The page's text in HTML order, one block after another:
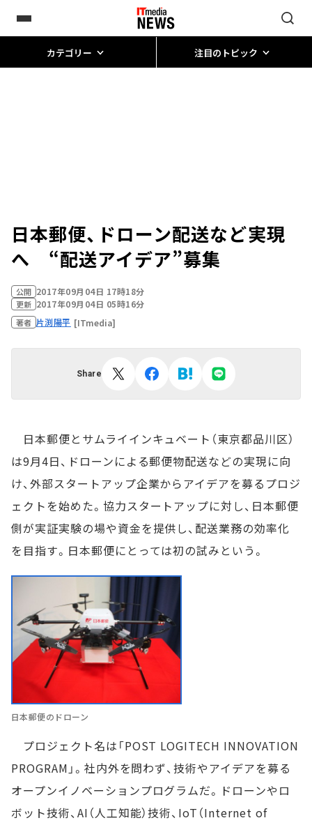
カテゴリー 注目のトピック
日本郵便、ドローン配送など実現
へ “配送アイデア”募集
公開 2017年09月04日 17時18分
更新 2017年09月04日 05時16分
著者 片渕陽平 [ITmedia]
Share
日本郵便とサムライインキュベート（東京都品川区）
は9月4日、ドローンによる郵便物配送などの実現に向
け、外部スタートアップ企業からアイデアを募るプロジ
ェクトを始めた。協力スタートアップに対し、日本郵便
側が実証実験の場や資金を提供し、配送業務の効率化
を目指す。日本郵便にとっては初の試みという。
日本郵便のドローン
プロジェクト名は「POST LOGITECH INNOVATION
PROGRAM」。社内外を問わず、技術やアイデアを募る
オープンイノベーションプログラムだ。ドローンやロ
ボット技術、AI（人工知能）技術、IoT（Internet of